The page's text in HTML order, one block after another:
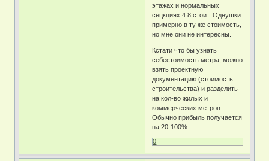
этажах и нормальных
сецкциях 4.8 стоит. Однушки
примерно в ту же стоимость,
но мне они не интересны.
Кстати что бы узнать
себестоимость метра, можно
взять проектную
документацию (стоимость
строительства) и разделить
на кол-во жилых и
коммерческих метров.
Обычно прибыль получается
на 20-100%
0